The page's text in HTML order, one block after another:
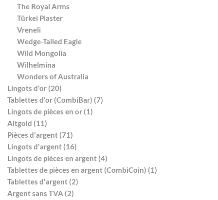
The Royal Arms
Türkei Piaster
Vreneli
Wedge-Tailed Eagle
Wild Mongolia
Wilhelmina
Wonders of Australia
Lingots d'or (20)
Tablettes d'or (CombiBar) (7)
Lingots de pièces en or (1)
Altgold (11)
Pièces d'argent (71)
Lingots d'argent (16)
Lingots de pièces en argent (4)
Tablettes de pièces en argent (CombiCoin) (1)
Tablettes d'argent (2)
Argent sans TVA (2)